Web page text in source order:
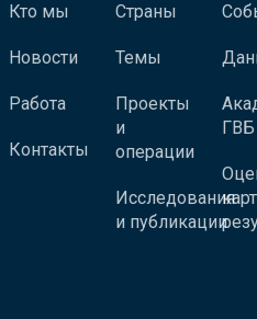
Кто мы
Новости
Работа
Контакты
Страны
Темы
Проекты
и
операции
Исследования
и публикации
ГВБ